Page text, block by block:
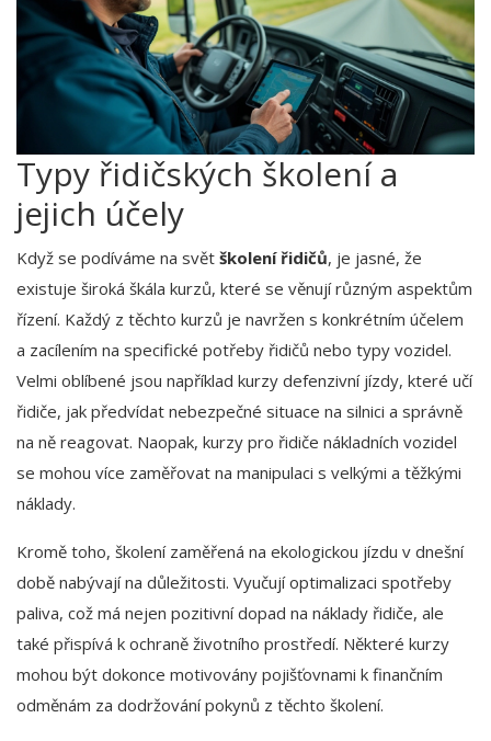
Typy řidičských školení a
jejich účely
Když se podíváme na svět školení řidičů, je jasné, že
existuje široká škála kurzů, které se věnují různým aspektům
řízení. Každý z těchto kurzů je navržen s konkrétním účelem
a zacílením na specifické potřeby řidičů nebo typy vozidel.
Velmi oblíbené jsou například kurzy defenzivní jízdy, které učí
řidiče, jak předvídat nebezpečné situace na silnici a správně
na ně reagovat. Naopak, kurzy pro řidiče nákladních vozidel
se mohou více zaměřovat na manipulaci s velkými a těžkými
náklady.
Kromě toho, školení zaměřená na ekologickou jízdu v dnešní
době nabývají na důležitosti. Vyučují optimalizaci spotřeby
paliva, což má nejen pozitivní dopad na náklady řidiče, ale
také přispívá k ochraně životního prostředí. Některé kurzy
mohou být dokonce motivovány pojišťovnami k finančním
odměnám za dodržování pokynů z těchto školení.